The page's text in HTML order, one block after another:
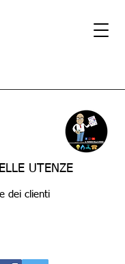
UTENZE
dei clienti